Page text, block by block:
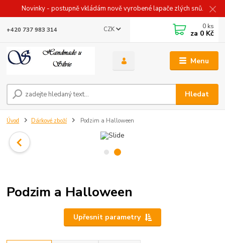
Novinky - postupně vkládám nově vyrobené lapače zlých snů.
Menu
CZK
Hledat
+420 737 983 314 0 ks
za 0 Kč
Úvod Dárkové zboží Podzim a Halloween
Podzim a Halloween
Upřesnit parametry